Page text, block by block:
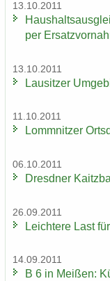
13.10.2011
per
13.10.2011
Lau­sit­zer
11.10.2011
Lomm­nit­zer
06.10.2011
Dresd­ner
26.09.2011
Leich­te­re Last
14.09.2011
B 6 in Mei­ßen: